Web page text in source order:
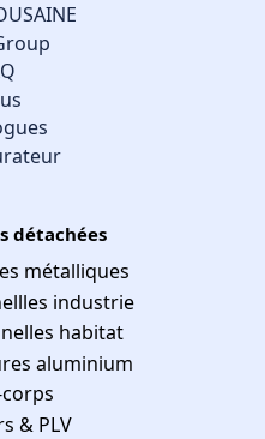
détachées
métalliques
industrie
habitat
aluminium
& PLV